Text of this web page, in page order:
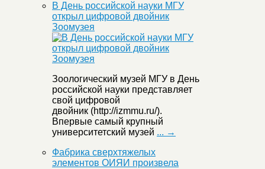
В День российской науки МГУ
открыл цифровой двойник
Зоомузея
Зоологический музей МГУ в День
российской науки представляет
свой цифровой
двойник (http://izmmu.ru/).
Впервые самый крупный
университетский музей ... →
Фабрика сверхтяжелых
элементов ОИЯИ произвела